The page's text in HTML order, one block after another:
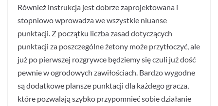
Również instrukcja jest dobrze zaprojektowana i
stopniowo wprowadza we wszystkie niuanse
punktacji. Z początku liczba zasad dotyczących
punktacji za poszczególne żetony może przytłoczyć, ale
już po pierwszej rozgrywce będziemy się czuli już dość
pewnie w ogrodowych zawiłościach. Bardzo wygodne
są dodatkowe plansze punktacji dla każdego gracza,
które pozwalają szybko przypomnieć sobie działanie